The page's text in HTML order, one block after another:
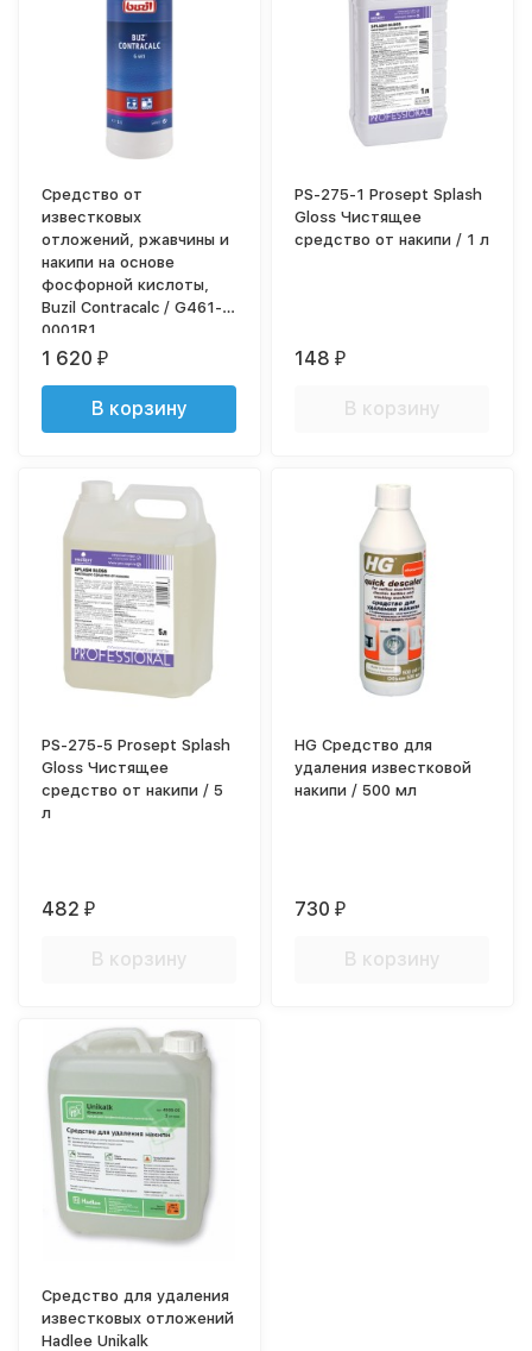
Средство от
известковых
отложений, ржавчины и
накипи на основе
фосфорной кислоты,
Buzil Contracalc / G461-
0001R1
1 620₽
В корзину
PS-275-1 Prosept Splash
Gloss Чистящее
средство от накипи / 1 л
148₽
В корзину
PS-275-5 Prosept Splash
Gloss Чистящее
средство от накипи / 5
л
482₽
В корзину
HG Средство для
удаления известковой
накипи / 500 мл
730₽
В корзину
Средство для удаления
известковых отложений
Hadlee Unikalk